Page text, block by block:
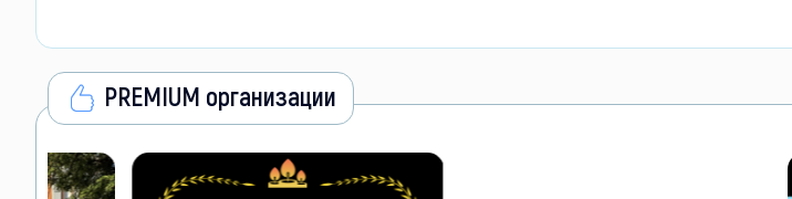
PREMIUM организации